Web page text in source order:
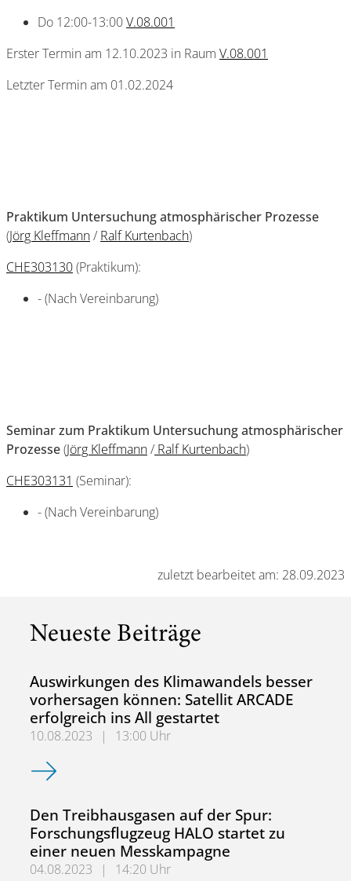
Do 12:00-13:00V.08.001
Erster Termin am 12.10.2023 in Raum V.08.001
Letzter Termin am 01.02.2024
Praktikum Untersuchung atmosphärischer Prozesse
(Jörg Kleffmann/ Ralf Kurtenbach)
CHE303130(Praktikum):
- (Nach Vereinbarung)
Seminar zum Praktikum Untersuchung atmosphärischer
Prozesse(Jörg Kleffmann/ Ralf Kurtenbach)
CHE303131 (Seminar):
- (Nach Vereinbarung)
zuletzt bearbeitet am: 28.09.2023
Neueste Beiträge
Auswirkungen des Klimawandels besser
vorhersagen können: Satellit ARCADE
erfolgreich ins All gestartet
10.08.2023 |
13:00 Uhr
Auswirkungen des Klimawandels besser vorhersagen
Den Treibhausgasen auf der Spur:
Forschungsflugzeug HALO startet zu
einer neuen Messkampagne
04.08.2023 |
14:20 Uhr